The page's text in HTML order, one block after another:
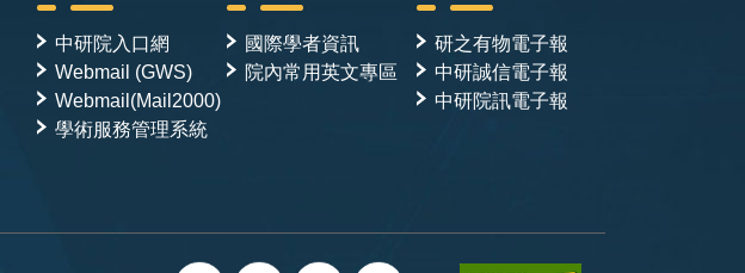
中研院入口網
Webmail (GWS)
Webmail(Mail2000)
學術服務管理系統
國際學者資訊
院內常用英文專區
研之有物電子報
中研誠信電子報
中研院訊電子報